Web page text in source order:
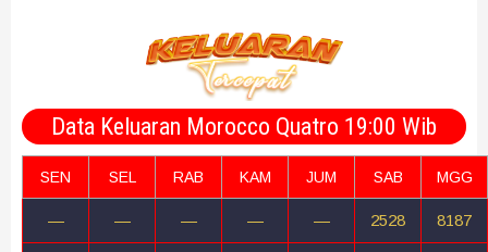
Data Keluaran Morocco Quatro 19:00 Wib
SEN SEL RAB KAM JUM SAB MGG
— — — — — 2528 8187